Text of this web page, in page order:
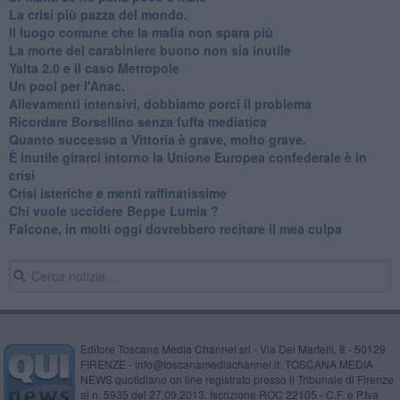
La crisi più pazza del mondo.
Il luogo comune che la mafia non spara più
La morte del carabiniere buono non sia inutile
Yalta 2.0 e il caso Metropole
​Un pool per l'Anac.
Allevamenti intensivi, dobbiamo porci il problema
Ricordare Borsellino senza fuffa mediatica
​Quanto successo a Vittoria è grave, molto grave.
​È inutile girarci intorno la Unione Europea confederale è in
crisi
Crisi isteriche e menti raffinatissime
Chi vuole uccidere Beppe Lumia ?
Falcone, in molti oggi dovrebbero recitare il mea culpa
Editore Toscana Media Channel srl - Via Dei Martelli, 8 - 50129
FIRENZE - info@toscanamediachannel.it. TOSCANA MEDIA
NEWS quotidiano on line registrato presso il Tribunale di Firenze
al n. 5935 del 27.09.2013. Iscrizione ROC 22105 - C.F. e P.Iva